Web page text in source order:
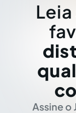
Assine o